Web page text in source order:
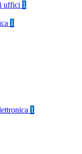
uffici 1
1
1